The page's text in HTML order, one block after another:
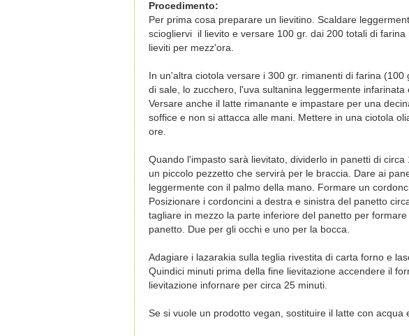
Procedimento:
Per prima cosa preparare un lievitino. Scaldare
sciogliervi il lievito e versare 100 gr. dai 200 totali di
lieviti per mezz'ora.
In un'altra ciotola versare i 300 gr. rimanenti di farina
di sale, lo zucchero, l'uva sultanina leggermente
Versare anche il latte rimanante e impastare per una
soffice e non si attacca alle mani. Mettere in una ciotola
ore.
Quando l'impasto sarà lievitato, dividerlo in panetti di
un piccolo pezzetto che servirà per le braccia. Dare ai
leggermente con il palmo della mano. Formare un
Posizionare i cordoncini a destra e sinistra del panetto
tagliare in mezzo la parte inferiore del panetto per
panetto. Due per gli occhi e uno per la bocca.
Adagiare i lazarakia sulla teglia rivestita di carta forno e
Quindici minuti prima della fine lievitazione accendere il
lievitazione infornare per circa 25 minuti.
Se si vuole un prodotto vegan, sostituire il latte con acqua